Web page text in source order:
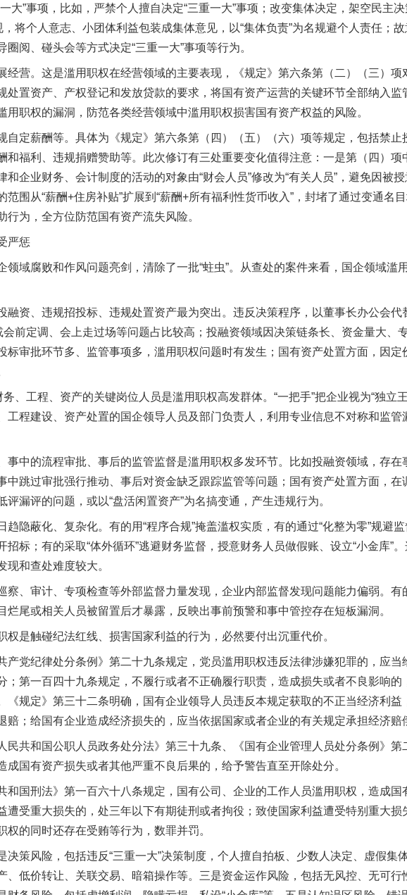
大”事项，比如，严禁个人擅自决定“三重一大”事项；改变集体决定，架空民主决
将个人意志、小团体利益包装成集体意见，以“集体负责”为名规避个人责任；
阅、碰头会等方式决定“三重一大”事项等行为。
营。这是滥用职权在经营领域的主要表现，《规定》第六条第（二）（三）项
处置资产、产权登记和发放贷款的要求，将国有资产运营的关键环节全部纳入监
职权的漏洞，防范各类经营领域中滥用职权损害国有资产权益的风险。
定薪酬等。具体为《规定》第六条第（四）（五）（六）项等规定，包括禁止
和福利、违规捐赠赞助等。此次修订有三处重要变化值得注意：一是第（四）项
企业财务、会计制度的活动的对象由“财会人员”修改为“有关人员”，避免因被
围从“薪酬+住房补贴”扩展到“薪酬+所有福利性货币收入”，封堵了通过变通名
为，全方位防范国有资产流失风险。
严惩
腐败和作风问题亮剑，清除了一批“蛀虫”。从查处的案件来看，国企领域滥
资、违规招投标、违规处置资产最为突出。违反决策程序，以董事长办公会代
会前定调、会上走过场等问题占比较高；投融资领域因决策链条长、资金量大、
标审批环节多、监管事项多，滥用职权问题时有发生；国有资产处置方面，因定
工程、资产的关键岗位人员是滥用职权高发群体。“一把手”把企业视为“独立
工程建设、资产处置的国企领导人员及部门负责人，利用专业信息不对称和监管
中的流程审批、事后的监管监督是滥用职权多发环节。比如投融资领域，存在
中跳过审批强行推动、事后对资金缺乏跟踪监管等问题；国有资产处置方面，在
漏评的问题，或以“盘活闲置资产”为名搞变通，产生违规行为。
蔽化、复杂化。有的用“程序合规”掩盖滥权实质，有的通过“化整为零”规避监
标；有的采取“体外循环”逃避财务监督，授意财务人员做假账、设立“小金库”
和查处难度较大。
、审计、专项检查等外部监督力量发现，企业内部监督发现问题能力偏弱。有
尾或相关人员被留置后才暴露，反映出事前预警和事中管控存在短板漏洞。
是触碰纪法红线、损害国家利益的行为，必然要付出沉重代价。
党纪律处分条例》第二十九条规定，党员滥用职权违反法律涉嫌犯罪的，应当
；第一百四十九条规定，不履行或者不正确履行职责，造成损失或者不良影响的
《规定》第三十二条明确，国有企业领导人员违反本规定获取的不正当经济利益
；给国有企业造成经济损失的，应当依据国家或者企业的有关规定承担经济赔
共和国公职人员政务处分法》第三十九条、《国有企业管理人员处分条例》第
国有资产损失或者其他严重不良后果的，给予警告直至开除处分。
刑法》第一百六十八条规定，国有公司、企业的工作人员滥用职权，造成国
遭受重大损失的，处三年以下有期徒刑或者拘役；致使国家利益遭受特别重大损
的同时还存在受贿等行为，数罪并罚。
风险，包括违反“三重一大”决策制度，个人擅自拍板、少数人决定、虚假集
低价转让、关联交易、暗箱操作等。三是资金运作风险，包括无风控、无可行